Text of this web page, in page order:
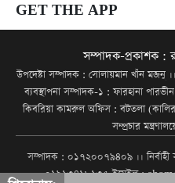
GET THE APP
সম্পাদক-প্রকাশক :
উপদেষ্টা সম্পাদক : সোলায়মান খাঁন মজনু
ব্যবস্থাপনা সম্পাদক-১ : ফারহানা
কিবরিয়া কামরুল অফিস : বটতলা
সম্প্রচার
সম্পাদক : ০১৭২০০৭৯৪০৯ ।।
০১৯১৩৪১৮১৩৫ ইমেইল :